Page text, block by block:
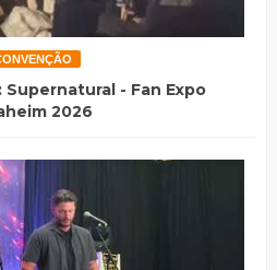
- Fan Expo
2026